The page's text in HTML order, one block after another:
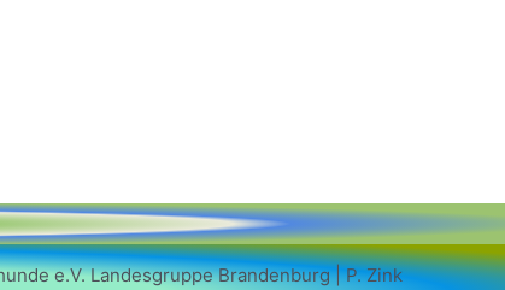
e.V. Landesgruppe Brandenburg | P. Zink